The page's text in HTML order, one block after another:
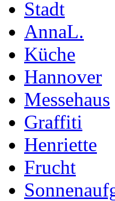
Stadt
AnnaL.
Küche
Hannover
Messehaus
Graffiti
Henriette
Frucht